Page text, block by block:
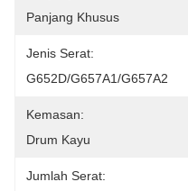
Panjang Khusus
Jenis Serat:
G652D/G657A1/G657A2
Kemasan:
Drum Kayu
Jumlah Serat: